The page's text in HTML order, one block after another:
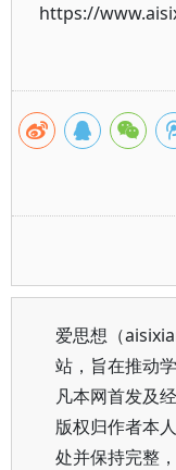
https://
爱思想（
站，旨在推动
凡本网首发及
版权归作者本
处并保持完整